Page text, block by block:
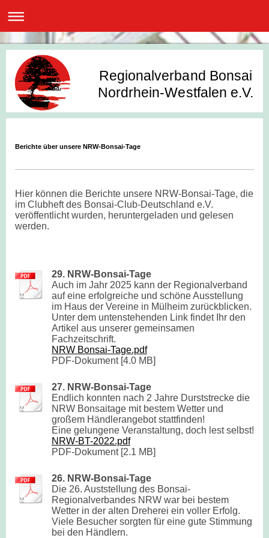
Regionalverband Bonsai
Nordrhein-Westfalen e.V.
Berichte über unsere NRW-Bonsai-Tage
Hier können die Berichte unsere NRW-Bonsai-Tage, die
im Clubheft des Bonsai-Club-Deutschland e.V.
veröffentlicht wurden, heruntergeladen und gelesen
werden.
29. NRW-Bonsai-Tage
Auch im Jahr 2025 kann der Regionalverband
auf eine erfolgreiche und schöne Ausstellung
im Haus der Vereine in Mülheim zurückblicken.
Unter dem untenstehenden Link findet Ihr den
Artikel aus unserer gemeinsamen
Fachzeitschrift.
NRW Bonsai-Tage.pdf
PDF-Dokument [4.0 MB]
27. NRW-Bonsai-Tage
Endlich konnten nach 2 Jahre Durststrecke die
NRW Bonsaitage mit bestem Wetter und
großem Händlerangebot stattfinden!
Eine gelungene Veranstaltung, doch lest selbst!
NRW-BT-2022.pdf
PDF-Dokument [2.1 MB]
26. NRW-Bonsai-Tage
Die 26. Auststellung des Bonsai-
Regionalverbandes NRW war bei bestem
Wetter in der alten Dreherei ein voller Erfolg.
Viele Besucher sorgten für eine gute Stimmung
bei den Händlern.